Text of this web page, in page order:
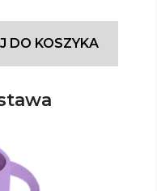
DO KOSZYKA